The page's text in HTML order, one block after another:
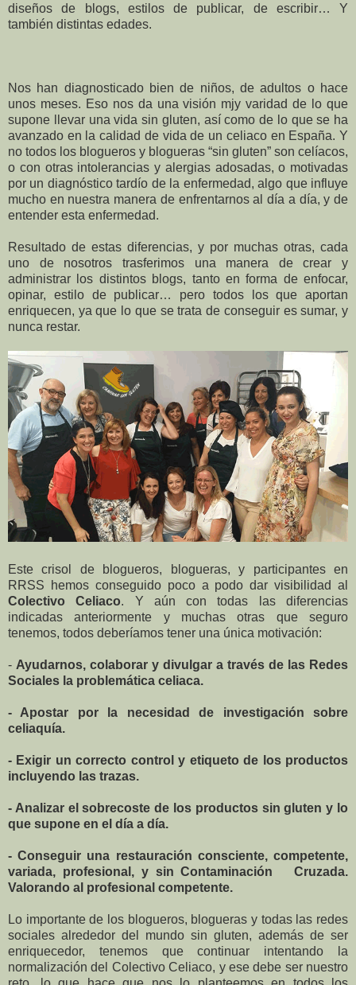
diseños de blogs, estilos de publicar, de escribir… Y
también distintas edades.
Nos han diagnosticado bien de niños, de adultos o hace
unos meses. Eso nos da una visión mjy varidad de lo que
supone llevar una vida sin gluten, así como de lo que se ha
avanzado en la calidad de vida de un celiaco en España. Y
no todos los blogueros y blogueras “sin gluten” son celíacos,
o con otras intolerancias y alergias adosadas, o motivadas
por un diagnóstico tardío de la enfermedad, algo que influye
mucho en nuestra manera de enfrentarnos al día a día, y de
entender esta enfermedad.
Resultado de estas diferencias, y por muchas otras, cada
uno de nosotros trasferimos una manera de crear y
administrar los distintos blogs, tanto en forma de enfocar,
opinar, estilo de publicar… pero todos los que aportan
enriquecen, ya que lo que se trata de conseguir es sumar, y
nunca restar.
Este crisol de blogueros, blogueras, y participantes en
RRSS hemos conseguido poco a podo dar visibilidad al
Colectivo Celiaco. Y aún con todas las diferencias
indicadas anteriormente y muchas otras que seguro
tenemos, todos deberíamos tener una única motivación:
- Ayudarnos, colaborar y divulgar a través de las Redes
Sociales la problemática celiaca.
-
Apostar por la necesidad de investigación sobre
celiaquía.
- Exigir un correcto control y etiqueto de los productos
incluyendo las trazas.
- Analizar el sobrecoste de los productos sin gluten y lo
que supone en el día a día.
- Conseguir una restauración consciente, competente,
variada, profesional, y sin Contaminación Cruzada.
Valorando al profesional competente.
Lo importante de los blogueros, blogueras y todas las redes
sociales alrededor del mundo sin gluten, además de ser
enriquecedor, tenemos que continuar intentando la
normalización del Colectivo Celiaco, y ese debe ser nuestro